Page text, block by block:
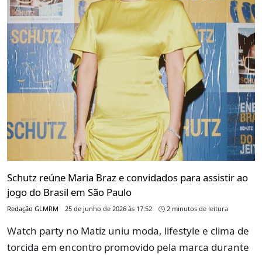
Schutz reúne Maria Braz e convidados para assistir ao
jogo do Brasil em São Paulo
Redação GLMRM 25 de junho de 2026 às 17:52 2 minutos de leitura
Watch party no Matiz uniu moda, lifestyle e clima de
torcida em encontro promovido pela marca durante